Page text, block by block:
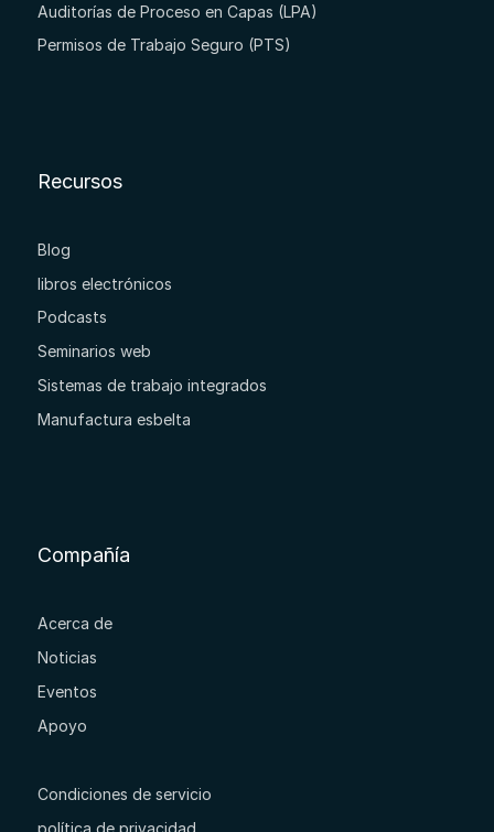
Auditorías de Proceso en Capas (LPA)
Permisos de Trabajo Seguro (PTS)
Recursos
Blog
libros electrónicos
Podcasts
Seminarios web
Sistemas de trabajo integrados
Manufactura esbelta
Compañía
Acerca de
Noticias
Eventos
Apoyo
Condiciones de servicio
política de privacidad